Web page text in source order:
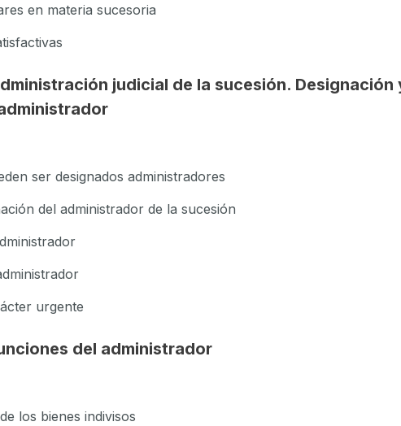
en materia sucesoria
judicial de la sucesión. Designación
ser designados administradores
del administrador de la sucesión
urgente
del administrador
los bienes indivisos